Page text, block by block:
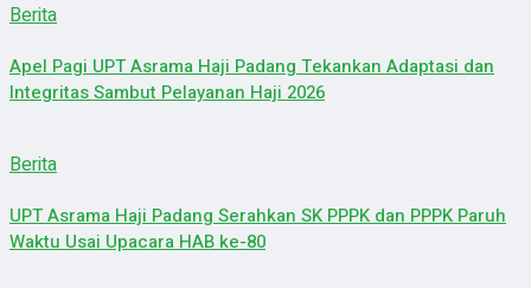
Berita
Apel Pagi UPT Asrama Haji Padang Tekankan Adaptasi dan
Integritas Sambut Pelayanan Haji 2026
Berita
UPT Asrama Haji Padang Serahkan SK PPPK dan PPPK Paruh
Waktu Usai Upacara HAB ke-80